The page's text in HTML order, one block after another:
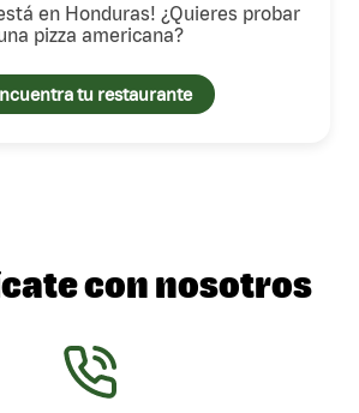
está en Honduras! ¿Quieres probar
pizza americana?
tu restaurante
con nosotros